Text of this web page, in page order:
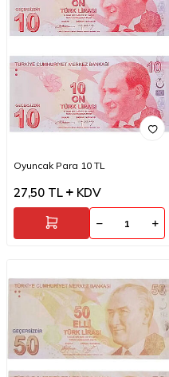
Oyuncak Para 10 TL
27,50 TL KDV